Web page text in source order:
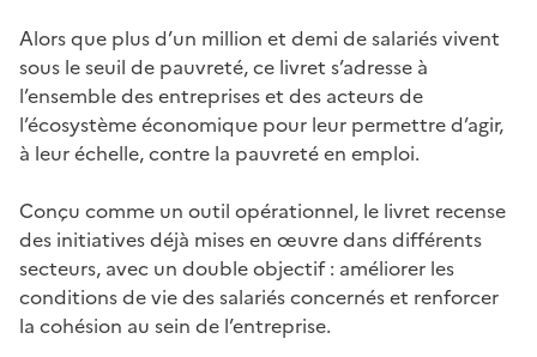
Alors que plus d’un million et demi de salariés vivent
sous le seuil de pauvreté, ce livret s’adresse à
l’ensemble des entreprises et des acteurs de
l’écosystème économique pour leur permettre d’agir,
à leur échelle, contre la pauvreté en emploi.
Conçu comme un outil opérationnel, le livret recense
des initiatives déjà mises en œuvre dans différents
secteurs, avec un double objectif : améliorer les
conditions de vie des salariés concernés et renforcer
la cohésion au sein de l’entreprise.